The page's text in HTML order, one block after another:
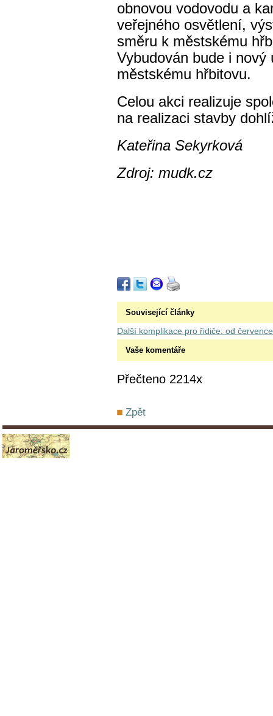
obnovou vodovodu a
veřejného osvětlení,
směru k městskému
Vybudován bude i
městskému hřbitovu.
Celou akci realizuje
na realizaci stavby
Kateřina Sekyrková
Zdroj: mudk.cz
Související články
Další komplikace pro řidiče: od
Vaše komentáře
Přečteno 2214x
Zpět